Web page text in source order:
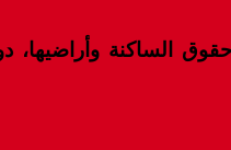
الساكنة